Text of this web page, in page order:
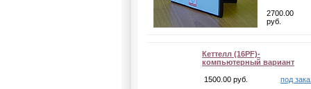
2700.00
руб.
Кеттелл (16PF)-
компьютерный вариант
1500.00 руб. под